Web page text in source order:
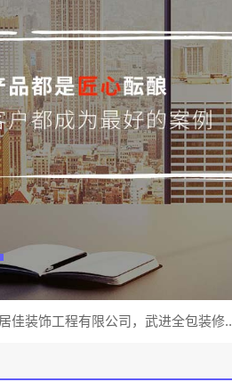
佳装饰工程有限公司，武进全包装修..